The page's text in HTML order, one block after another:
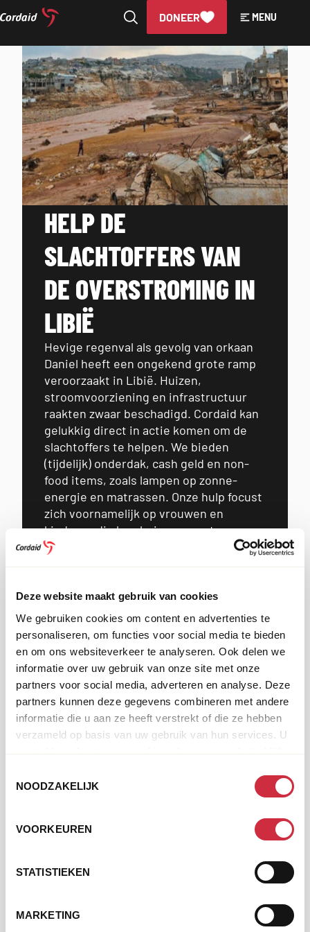
Deze website maakt gebruik van cookies
We gebruiken cookies om content en advertenties te
personaliseren, om functies voor social media te bieden
en om ons websiteverkeer te analyseren. Ook delen we
informatie over uw gebruik van onze site met onze
partners voor social media, adverteren en analyse. Deze
partners kunnen deze gegevens combineren met andere
informatie die u aan ze heeft verstrekt of die ze hebben
verzameld op basis van uw gebruik van hun services. U
NOODZAKELIJK
VOORKEUREN
STATISTIEKEN
MARKETING
Direct
naar
de
inhoud
DONEER MENU
HELP DE SLACHTOFFERS
VAN DE OVERSTROMING
IN LIBIË
HELP DE
SLACHTOFFERS VAN
DE OVERSTROMING IN
LIBIË
Hevige regenval als gevolg van orkaan
Daniel heeft een ongekend grote ramp
veroorzaakt in Libië. Huizen,
stroomvoorziening en infrastructuur
raakten zwaar beschadigd. Cordaid kan
gelukkig direct in actie komen om de
slachtoffers te helpen. We bieden
(tijdelijk) onderdak, cash geld en non-
food items, zoals lampen op zonne-
energie en matrassen. Onze hulp focust
zich voornamelijk op vrouwen en
kinderen die hun huizen moesten
ontvluchten. Jouw hulp is onmisbaar.
DONEER NU EN HELP DE SLACHTOFFERS
VAN DE OVERSTROMING
" geeft vereiste velden aan
STAP1 VAN3
€ 70,00
GEEN